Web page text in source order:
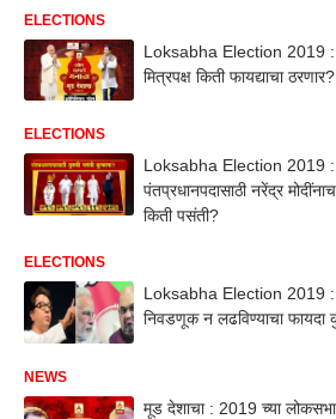
ELECTIONS
Loksabha Election 2019 :
मित्रपक्ष किती फायद्याचा ठरणार?
ELECTIONS
Loksabha Election 2019 :
पंतप्रधानपदासाठी नरेंद्र
किती पसंती?
ELECTIONS
Loksabha Election 2019 :
निवडणूक न लढविण्याचा फायदा
NEWS
मूड देशाचा : 2019 च्या